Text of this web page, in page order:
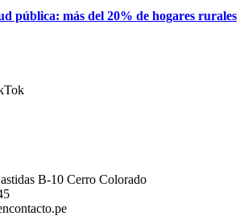
pública: más del 20% de hogares rurales
B-10 Cerro Colorado